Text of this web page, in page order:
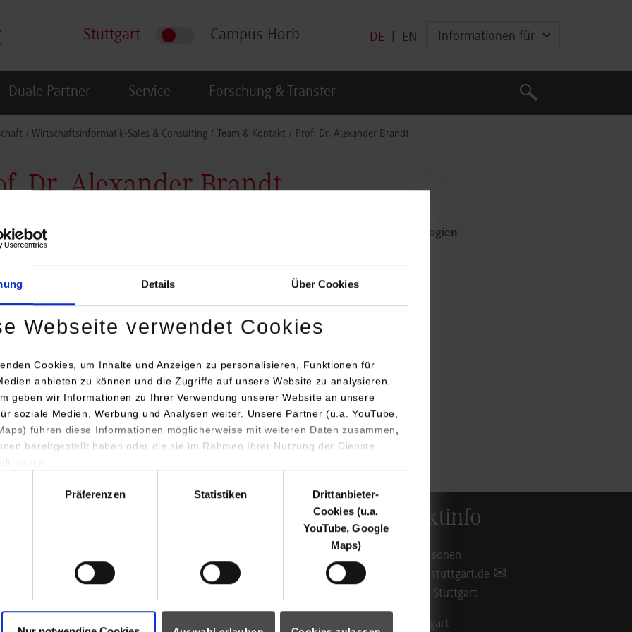
Details Über Cookies
Webseite verwendet Cookies
Cookies, um Inhalte und Anzeigen zu personalisieren, Funktionen für
anbieten zu können und die Zugriffe auf unsere Website zu analysieren.
geben wir Informationen zu Ihrer Verwendung unserer Website an unsere
soziale Medien, Werbung und Analysen weiter. Unsere Partner (u.a. YouTube,
führen diese Informationen möglicherweise mit weiteren Daten zusammen,
bereitgestellt haben oder die sie im Rahmen Ihrer Nutzung der Dienste
Präferenzen Statistiken
Drittanbieter-
Cookies (u.a.
YouTube, Google
Maps)
Stuttgart Campus Horb DE EN Informationen für
Duale Partner Service Forschung & Transfer
Suche
Suche
Wirtschaftsinformatik-Sales & Consulting Team & Kontakt Prof. Dr. Alexander Brandt
Dr. Alexander Brandt
Professur für Data Science und digitale Technologien
Rotebühlplatz 41
Tel.:0711/1849-4729
moodle
Intranet / Sharepoint
Kontaktinfo
Ansprechpersonen
info@dhbw-stuttgart.de
Standorte in Stuttgart
DHBW Stuttgart